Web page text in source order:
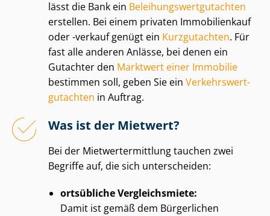
lässt die Bank ein Be­lei­hungs­wert­gut­ach­ten
erstellen. Bei einem privaten Immobilienkauf
oder -verkauf genügt ein Kurzgutachten. Für
fast alle anderen Anlässe, bei denen ein
Gutachter den Marktwert einer Immobilie
bestimmen soll, geben Sie ein Ver­kehrs­wert­
gut­ach­ten in Auftrag.
Was ist der Mietwert?
Bei der Miet­wert­ermitt­lung tauchen zwei
Begriffe auf, die sich unterscheiden:
ortsübliche Vergleichsmiete:
Damit ist gemäß dem Bürgerlichen